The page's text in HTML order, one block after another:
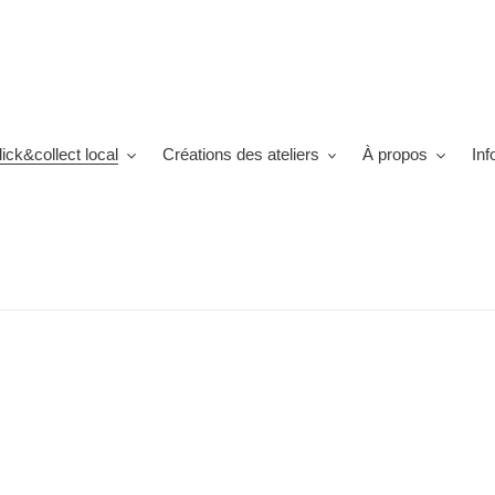
local Créations des ateliers À propos